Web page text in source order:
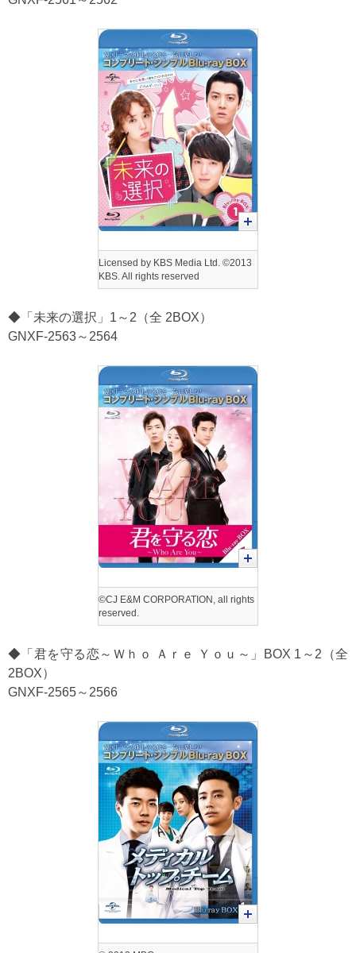
Licensed by KBS Media Ltd. ©2013
KBS. All rights reserved
◆「未来の選択」1～2（全 2BOX）
GNXF-2563～2564
©CJ E&M CORPORATION, all rights
reserved.
◆「君を守る恋～Ｗｈｏ Ａｒｅ Ｙｏｕ～」BOX 1～2（全
2BOX）
GNXF-2565～2566